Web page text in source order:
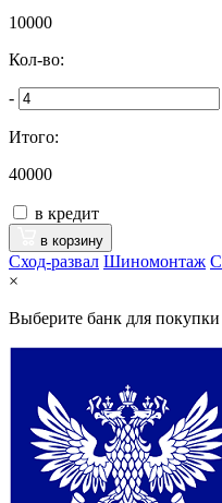
10000
Кол-во:
-
Итого:
40000
в кредит
в корзину
Сход-развал Шиномонтаж
×
Выберите банк для покупки